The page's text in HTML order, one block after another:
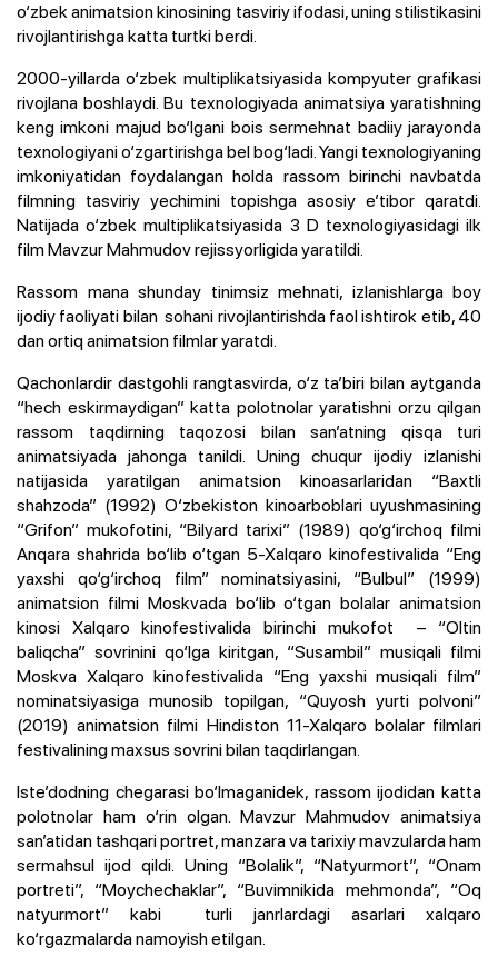
o‘zbek animatsion kinosining tasviriy ifodasi, uning stilistikasini
rivojlantirishga katta turtki berdi.
2000-yillarda o‘zbek multiplikatsiyasida kompyuter grafikasi
rivojlana boshlaydi. Bu texnologiyada animatsiya yaratishning
keng imkoni majud bo‘lgani bois sermehnat badiiy jarayonda
texnologiyani o‘zgartirishga bel bog‘ladi. Yangi texnologiyaning
imkoniyatidan foydalangan holda rassom birinchi navbatda
filmning tasviriy yechimini topishga asosiy e’tibor qaratdi.
Natijada o‘zbek multiplikatsiyasida 3 D texnologiyasidagi ilk
film Mavzur Mahmudov rejissyorligida yaratildi.
Rassom mana shunday tinimsiz mehnati, izlanishlarga boy
ijodiy faoliyati bilan sohani rivojlantirishda faol ishtirok etib, 40
dan ortiq animatsion filmlar yaratdi.
Qachonlardir dastgohli rangtasvirda, o‘z ta’biri bilan aytganda
“hech eskirmaydigan” katta polotnolar yaratishni orzu qilgan
rassom taqdirning taqozosi bilan san’atning qisqa turi
animatsiyada jahonga tanildi. Uning chuqur ijodiy izlanishi
natijasida yaratilgan animatsion kinoasarlaridan “Baxtli
shahzoda” (1992) O‘zbekiston kinoarboblari uyushmasining
“Grifon” mukofotini, “Bilyard tarixi” (1989) qo‘g‘irchoq filmi
Anqara shahrida bo‘lib o‘tgan 5-Xalqaro kinofestivalida “Eng
yaxshi qo‘g‘irchoq film” nominatsiyasini, “Bulbul” (1999)
animatsion filmi Moskvada bo‘lib o‘tgan bolalar animatsion
kinosi Xalqaro kinofestivalida birinchi mukofot – “Oltin
baliqcha” sovrinini qo‘lga kiritgan, “Susambil” musiqali filmi
Moskva Xalqaro kinofestivalida “Eng yaxshi musiqali film”
nominatsiyasiga munosib topilgan, “Quyosh yurti polvoni”
(2019) animatsion filmi Hindiston 11-Xalqaro bolalar filmlari
festivalining maxsus sovrini bilan taqdirlangan.
Iste’dodning chegarasi bo‘lmaganidek, rassom ijodidan katta
polotnolar ham o‘rin olgan. Mavzur Mahmudov animatsiya
san’atidan tashqari portret, manzara va tarixiy mavzularda ham
sermahsul ijod qildi. Uning “Bolalik”, “Natyurmort”, “Onam
portreti”, “Moychechaklar”, “Buvimnikida mehmonda”, “Oq
natyurmort” kabi turli janrlardagi asarlari xalqaro
ko‘rgazmalarda namoyish etilgan.